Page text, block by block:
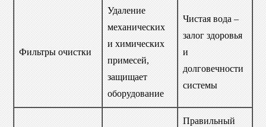
Фильтры очистки
Удаление
механических
и химических
примесей,
защищает
оборудование
Чистая вода –
залог здоровья
и
долговечности
системы
Правильный